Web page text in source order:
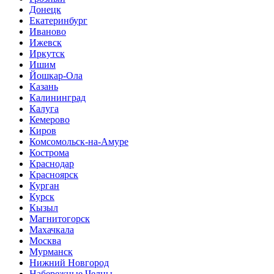
Донецк
Екатеринбург
Иваново
Ижевск
Иркутск
Ишим
Йошкар-Ола
Казань
Калининград
Калуга
Кемерово
Киров
Комсомольск-на-Амуре
Кострома
Краснодар
Красноярск
Курган
Курск
Кызыл
Магнитогорск
Махачкала
Москва
Мурманск
Нижний Новгород